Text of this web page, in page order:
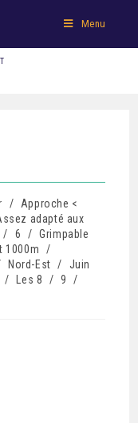
Menu
/
Approche <
adapté aux
/ 6 / Grimpable
1000m
/
Nord-Est /
Juin
/ Les 8 / 9
/